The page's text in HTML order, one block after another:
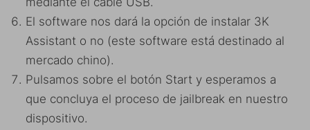
El software nos dará la opción de instalar 3K
Assistant o no (este software está destinado al
mercado chino).
Pulsamos sobre el botón Start y esperamos a
que concluya el proceso de jailbreak en nuestro
dispositivo.